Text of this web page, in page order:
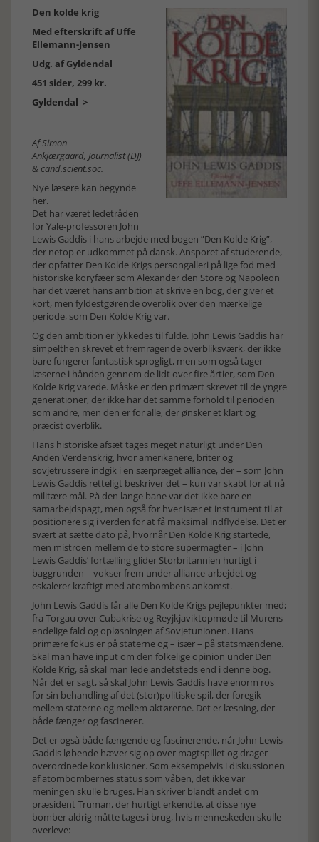
Den kolde krig
Med efterskrift af Uffe
Ellemann-Jensen
Udg. af Gyldendal
451 sider, 299 kr.
Gyldendal >
Af Simon
Ankjærgaard, Journalist (DJ)
& cand.scient.soc.
Nye læsere kan begynde
her.
Det har været ledetråden
for Yale-professoren John
Lewis Gaddis i hans arbejde med bogen ”Den Kolde Krig”,
der netop er udkommet på dansk. Ansporet af studerende,
der opfatter Den Kolde Krigs persongalleri på lige fod med
historiske koryfæer som Alexander den Store og Napoleon
har det været hans ambition at skrive en bog, der giver et
kort, men fyldestgørende overblik over den mærkelige
periode, som Den Kolde Krig var.
Og den ambition er lykkedes til fulde. John Lewis Gaddis har
simpelthen skrevet et fremragende overbliksværk, der ikke
bare fungerer fantastisk sprogligt, men som også tager
læserne i hånden gennem de lidt over fire årtier, som Den
Kolde Krig varede. Måske er den primært skrevet til de yngre
generationer, der ikke har det samme forhold til perioden
som andre, men den er for alle, der ønsker et klart og
præcist overblik.
Hans historiske afsæt tages meget naturligt under Den
Anden Verdenskrig, hvor amerikanere, briter og
sovjetrussere indgik i en særpræget alliance, der – som John
Lewis Gaddis retteligt beskriver det – kun var skabt for at nå
militære mål. På den lange bane var det ikke bare en
samarbejdspagt, men også for hver især et instrument til at
positionere sig i verden for at få maksimal indflydelse. Det er
svært at sætte dato på, hvornår Den Kolde Krig startede,
men mistroen mellem de to store supermagter – i John
Lewis Gaddis’ fortælling glider Storbritannien hurtigt i
baggrunden – vokser frem under alliance-arbejdet og
eskalerer kraftigt med atombombens ankomst.
John Lewis Gaddis får alle Den Kolde Krigs pejlepunkter med;
fra Torgau over Cubakrise og Reyjkjaviktopmøde til Murens
endelige fald og opløsningen af Sovjetunionen. Hans
primære fokus er på staterne og – især – på statsmændene.
Skal man have input om den folkelige opinion under Den
Kolde Krig, så skal man lede andetsteds end i denne bog.
Når det er sagt, så skal John Lewis Gaddis have enorm ros
for sin behandling af det (stor)politiske spil, der foregik
mellem staterne og mellem aktørerne. Det er læsning, der
både fænger og fascinerer.
Det er også både fængende og fascinerende, når John Lewis
Gaddis løbende hæver sig op over magtspillet og drager
overordnede konklusioner. Som eksempelvis i diskussionen
af atombombernes status som våben, det ikke var
meningen skulle bruges. Han skriver blandt andet om
præsident Truman, der hurtigt erkendte, at disse nye
bomber aldrig måtte tages i brug, hvis menneskeden skulle
overleve: